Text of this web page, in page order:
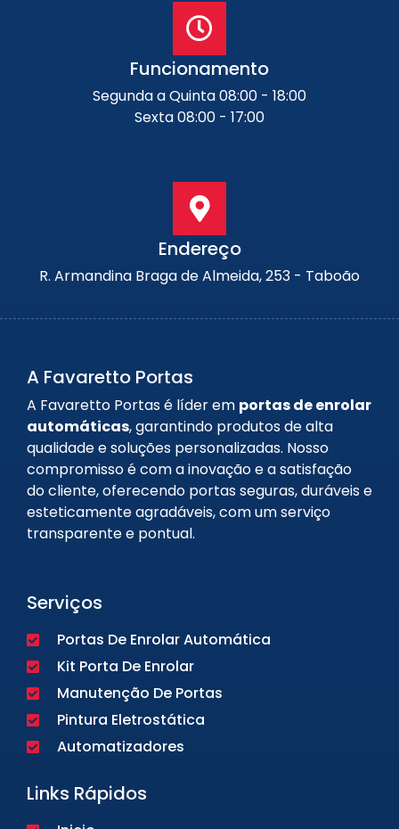
Funcionamento
Segunda a Quinta 08:00 - 18:00
Sexta 08:00 - 17:00
Endereço
R. Armandina Braga de Almeida, 253 - Taboão
A Favaretto Portas
A Favaretto Portas é líder em portas de enrolar
automáticas, garantindo produtos de alta
qualidade e soluções personalizadas. Nosso
compromisso é com a inovação e a satisfação
do cliente, oferecendo portas seguras, duráveis e
esteticamente agradáveis, com um serviço
transparente e pontual.
Serviços
Portas De Enrolar Automática
Kit Porta De Enrolar
Manutenção De Portas
Pintura Eletrostática
Automatizadores
Links Rápidos